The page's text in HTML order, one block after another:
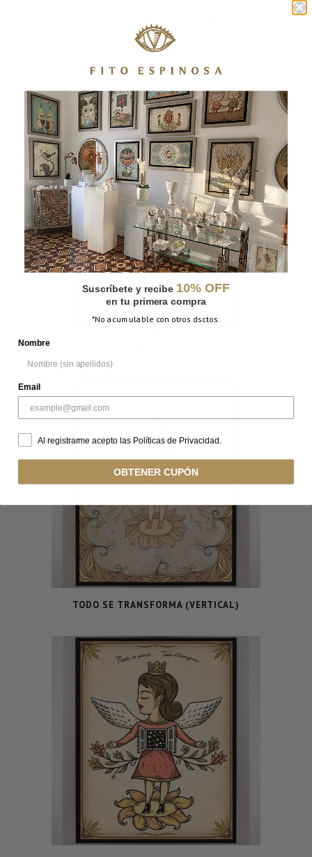
TEMPLANZA
TODO SE TRANSFORMA (VERTICAL)
Suscríbete y recibe 10% OFF
en tu primera compra
*No acumulable con otros dsctos.
Nombre
Email
Al registrarme acepto las Políticas de Privacidad.
OBTENER CUPÓN